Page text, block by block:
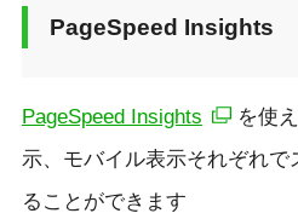
PageSpeed Insights
PageSpeed Insights
を使
示、モバイル表示それぞれで
ることができます